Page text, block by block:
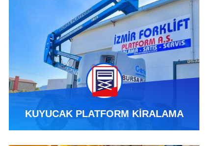
KUYUCAK PLATFORM KİRALAMA